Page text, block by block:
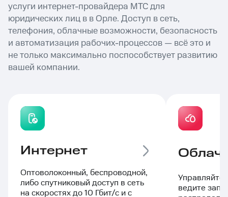
услуги интернет-провайдера МТС для
юридических лиц в в Орле. Доступ в сеть,
телефония, облачные возможности, безопасность
и автоматизация рабочих-процессов — всё это и
не только максимально поспособствует развитию
вашей компании.
Интернет
Оптоволоконный, беспроводной,
либо спутниковый доступ в сеть
на скоростях до 10 Гбит/с и с
Управляйте
ведите